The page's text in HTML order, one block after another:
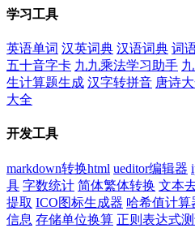
学习工具
英语单词 汉英词典 汉语词典 词
五十音字卡 九九乘法学习助手
生计算题生成 汉字转拼音 唐诗
大全
开发工具
markdown转换html ueditor编辑器
具 字数统计 简体繁体转换 文本
提取 ICO图标生成器 哈希值计算
信息 存储单位换算 正则表达式